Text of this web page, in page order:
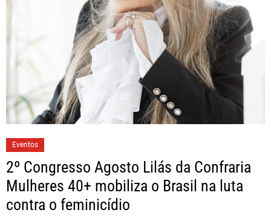
Eventos
2º Congresso Agosto Lilás da Confraria
Mulheres 40+ mobiliza o Brasil na luta
contra o feminicídio